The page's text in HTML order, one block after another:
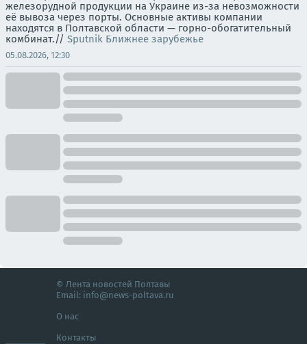
железорудной продукции на Украине из-за невозможности
её вывоза через порты. Основные активы компании
находятся в Полтавской области — горно-обогатительный
комбинат.// Sputnik Ближнее зарубежье
05.08.2026, 12:30
© Лента новостей Полтавы
Email: info@news-poltava.ru
О нас
Контакты